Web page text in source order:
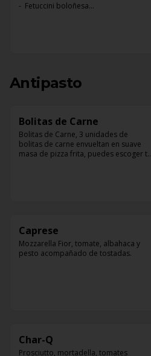
-  Fetuccini boloñesa
Antipasto
Bolitas de Carne
Bolitas de Carne, 3 unidades de
bolitas de carne envueltan en suave
masa de pizza frita, puedes escoger tu
Caprese
Mozzarella Fior, tomate, albahaca y
pesto acompañado de tostadas.
Char-Q
Prosciutto, mortadella, tomates